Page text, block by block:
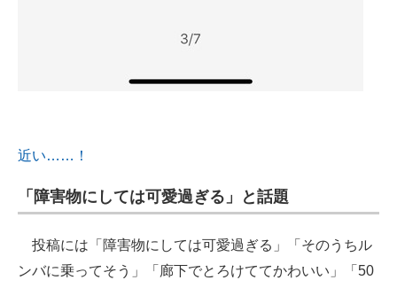
近い……！
「障害物にしては可愛過ぎる」と話題
投稿には「障害物にしては可愛過ぎる」「そのうちル
ンバに乗ってそう」「廊下でとろけててかわいい」「50